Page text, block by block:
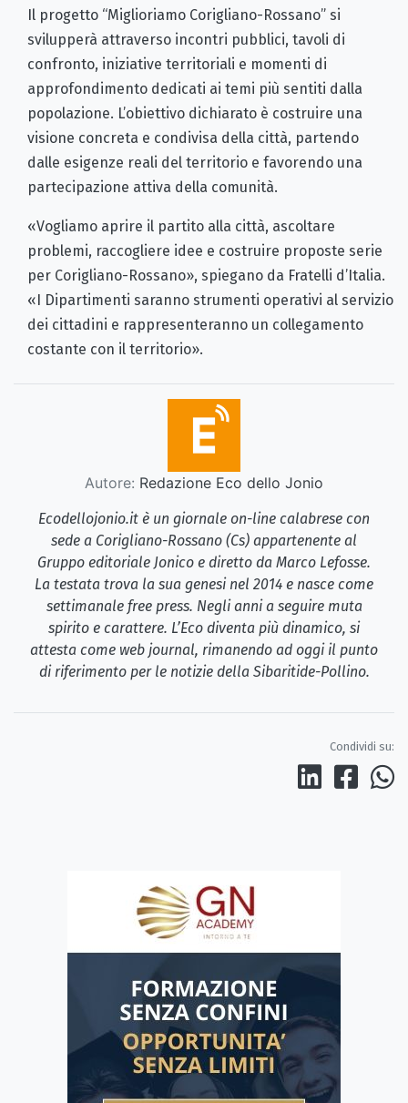
Il progetto “Miglioriamo Corigliano-Rossano” si
svilupperà attraverso incontri pubblici, tavoli di
confronto, iniziative territoriali e momenti di
approfondimento dedicati ai temi più sentiti dalla
popolazione. L’obiettivo dichiarato è costruire una
visione concreta e condivisa della città, partendo
dalle esigenze reali del territorio e favorendo una
partecipazione attiva della comunità.
«Vogliamo aprire il partito alla città, ascoltare
problemi, raccogliere idee e costruire proposte serie
per Corigliano-Rossano», spiegano da Fratelli d’Italia.
«I Dipartimenti saranno strumenti operativi al servizio
dei cittadini e rappresenteranno un collegamento
costante con il territorio».
Autore: Redazione Eco dello Jonio
Ecodellojonio.it è un giornale on-line calabrese con
sede a Corigliano-Rossano (Cs) appartenente al
Gruppo editoriale Jonico e diretto da Marco Lefosse.
La testata trova la sua genesi nel 2014 e nasce come
settimanale free press. Negli anni a seguire muta
spirito e carattere. L’Eco diventa più dinamico, si
attesta come web journal, rimanendo ad oggi il punto
di riferimento per le notizie della Sibaritide-Pollino.
Condividi su: